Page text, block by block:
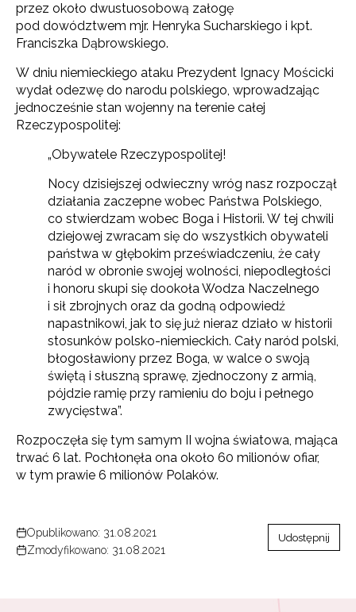
przez około dwustuosobową załogę
pod dowództwem mjr. Henryka Sucharskiego i kpt.
Franciszka Dąbrowskiego.
W dniu niemieckiego ataku Prezydent Ignacy Mościcki
wydał odezwę do narodu polskiego, wprowadzając
jednocześnie stan wojenny na terenie całej
Rzeczypospolitej:
„Obywatele Rzeczypospolitej!
Nocy dzisiejszej odwieczny wróg nasz rozpoczął
działania zaczepne wobec Państwa Polskiego,
co stwierdzam wobec Boga i Historii. W tej chwili
dziejowej zwracam się do wszystkich obywateli
państwa w głębokim przeświadczeniu, że cały
naród w obronie swojej wolności, niepodległości
i honoru skupi się dookoła Wodza Naczelnego
i sił zbrojnych oraz da godną odpowiedź
napastnikowi, jak to się już nieraz działo w historii
stosunków polsko-niemieckich. Cały naród polski,
błogosławiony przez Boga, w walce o swoją
świętą i słuszną sprawę, zjednoczony z armią,
pójdzie ramię przy ramieniu do boju i pełnego
zwycięstwa”.
Rozpoczęła się tym samym II wojna światowa, mająca
trwać 6 lat. Pochłonęła ona około 60 milionów ofiar,
w tym prawie 6 milionów Polaków.
Opublikowano: 31.08.2021
Zmodyfikowano: 31.08.2021
Udostępnij